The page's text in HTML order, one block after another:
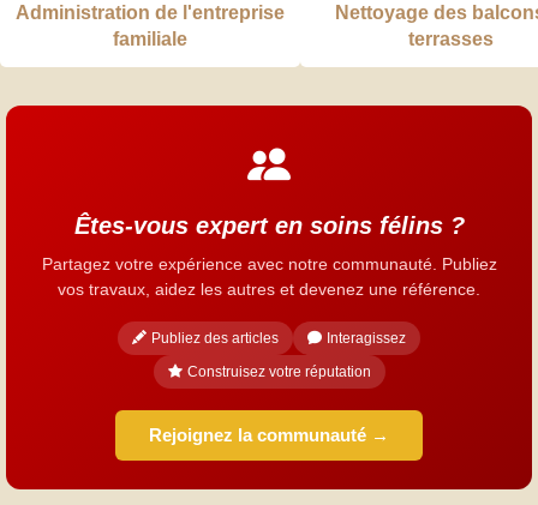
Administration de l'entreprise
familiale
Nettoyage des
terrasses
Êtes-vous expert en soins félins ?
Partagez votre expérience avec notre communauté. Publiez
vos travaux, aidez les autres et devenez une référence.
Publiez des articles
Interagissez
Construisez votre réputation
Rejoignez la communauté →